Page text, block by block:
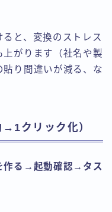
と、変換のストレス
がります（社名や製
り間違いが減る、な
クリック化）
作る→起動確認→タス